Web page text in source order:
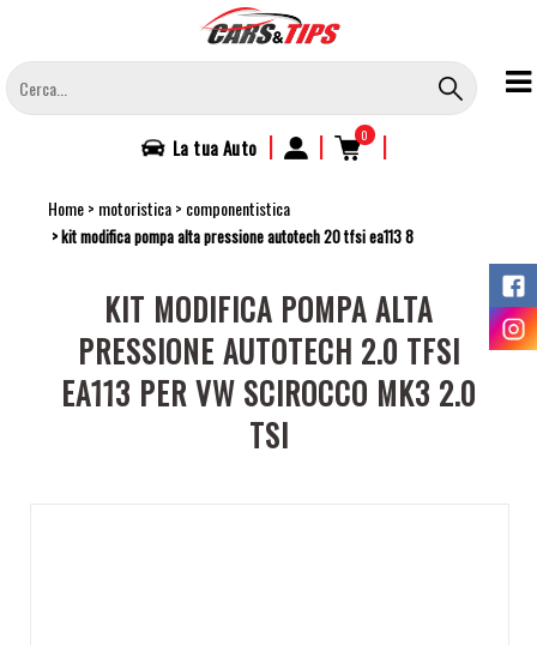
contenuto
principale
La tuaAuto | | 0 |
Home motoristica componentistica
kit modifica pompa alta pressione autotech 20 tfsi ea113 8
KIT MODIFICA POMPA ALTA
PRESSIONE AUTOTECH 2.0 TFSI
EA113 PER VW SCIROCCO MK3 2.0
TSI